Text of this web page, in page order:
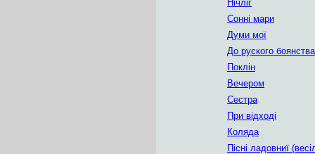
Нічліг
Сонні мари
Думи мої
До руского боянства
Поклін
Вечером
Сестра
При відході
Коляда
Пісні ладовниї